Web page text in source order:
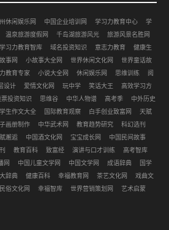
休闲娱乐网 中国企业培训网 学习力教育中心
学
温泉旅游度假网 千岛湖旅游风光
旅游风景名胜网
学习力教育智库 域名投资知识 意志力教育
健康生
事网 小故事大全网 世界休闲文化网
世界童话故
教育专家 小说大全网 休闲娱乐网 思维训练
阅
设计 爱情文化网 玩中学 笑话大王
高效学习方
票投资知识 思维谷 中华人物谱 高考季
中外历史
生作文大全 国际教育观察 白手创业致富网
天赋
画册制作 中华武术网 教育趋势研究
科幻选刊
邂逅 中国酒文化网 宝宝成长网
中国民间故事
教育百科 致富经 演讲与口才训练
高考智库
网 中国儿童文学网 中国文学网 成语辞典
国学
辞典 健康百科 幸福教育网 茶艺文化网
戏曲文
俗文化网 幸福智库 世界营销策划网
艺术启蒙